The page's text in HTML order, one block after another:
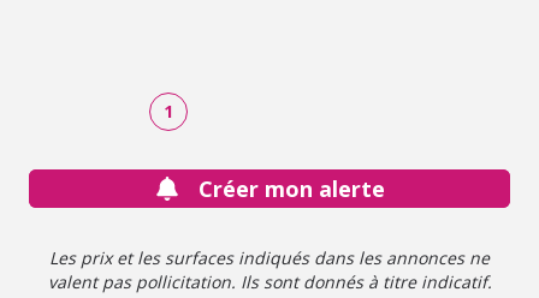
1
Créer mon alerte
Les prix et les surfaces indiqués dans les annonces ne
valent pas pollicitation. Ils sont donnés à titre indicatif.